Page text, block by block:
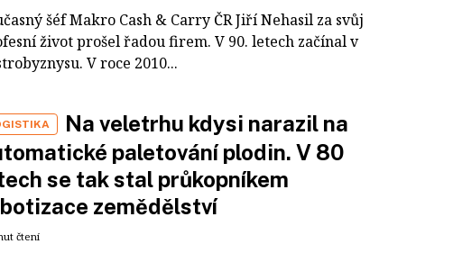
šéf Makro Cash & Carry ČR Jiří Nehasil za svůj
život prošel řadou firem. V 90. letech začínal v
V roce 2010...
Na veletrhu kdysi narazil na
paletování plodin. V 80
se tak stal průkopníkem
zemědělství
čtení